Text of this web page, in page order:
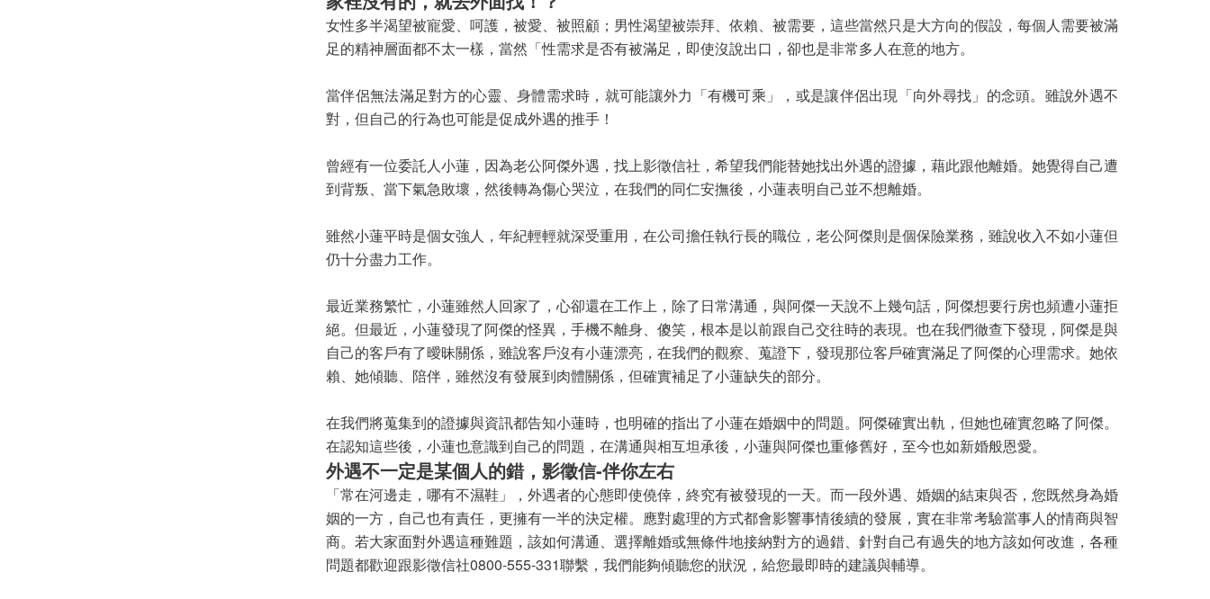
女性多半渴望被寵愛、呵護，被愛、被照顧；男性渴望被崇拜、依賴、被需要，這些當然只是大方向的假設，每個人需要被滿
足的精神層面都不太一樣，當然「性需求是否有被滿足，即使沒說出口，卻也是非常多人在意的地方。
當伴侶無法滿足對方的心靈、身體需求時，就可能讓外力「有機可乘」，或是讓伴侶出現「向外尋找」的念頭。雖說外遇不
對，但自己的行為也可能是促成外遇的推手！
曾經有一位委託人小蓮，因為老公阿傑外遇，找上影徵信社，希望我們能替她找出外遇的證據，藉此跟他離婚。她覺得自己遭
到背叛、當下氣急敗壞，然後轉為傷心哭泣，在我們的同仁安撫後，小蓮表明自己並不想離婚。
雖然小蓮平時是個女強人，年紀輕輕就深受重用，在公司擔任執行長的職位，老公阿傑則是個保險業務，雖說收入不如小蓮但
仍十分盡力工作。
最近業務繁忙，小蓮雖然人回家了，心卻還在工作上，除了日常溝通，與阿傑一天說不上幾句話，阿傑想要行房也頻遭小蓮拒
絕。但最近，小蓮發現了阿傑的怪異，手機不離身、傻笑，根本是以前跟自己交往時的表現。也在我們徹查下發現，阿傑是與
自己的客戶有了曖昧關係，雖說客戶沒有小蓮漂亮，在我們的觀察、蒐證下，發現那位客戶確實滿足了阿傑的心理需求。她依
賴、她傾聽、陪伴，雖然沒有發展到肉體關係，但確實補足了小蓮缺失的部分。
在我們將蒐集到的證據與資訊都告知小蓮時，也明確的指出了小蓮在婚姻中的問題。阿傑確實出軌，但她也確實忽略了阿傑。
在認知這些後，小蓮也意識到自己的問題，在溝通與相互坦承後，小蓮與阿傑也重修舊好，至今也如新婚般恩愛。
外遇不一定是某個人的錯，影徵信-伴你左右
「常在河邊走，哪有不濕鞋」，外遇者的心態即使僥倖，終究有被發現的一天。而一段外遇、婚姻的結束與否，您既然身為婚
姻的一方，自己也有責任，更擁有一半的決定權。應對處理的方式都會影響事情後續的發展，實在非常考驗當事人的情商與智
商。若大家面對外遇這種難題，該如何溝通、選擇離婚或無條件地接納對方的過錯、針對自己有過失的地方該如何改進，各種
問題都歡迎跟影徵信社0800-555-331聯繫，我們能夠傾聽您的狀況，給您最即時的建議與輔導。